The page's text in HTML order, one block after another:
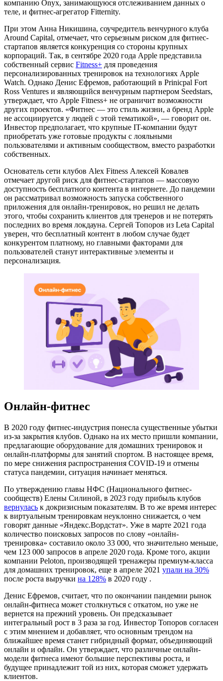
компанию Onyx, занимающуюся отслеживанием данных о
теле, и фитнес-агрегатор Fitternity.
При этом Анна Никишина, соучредитель венчурного клуба
Around Capital, отмечает, что серьезным риском для фитнес-
стартапов является конкуренция со стороны крупных
корпораций. Так, в сентябре 2020 года Apple представила
собственный сервис Fitness+ для проведения
персонализированных тренировок на технологиях Apple
Watch. Однако Денис Ефремов, работающий в Prinicpal Fort
Ross Ventures и являющийся венчурным партнером Seedstars,
утверждает, что Apple Fitness+ не ограничит возможности
других проектов. «Фитнес — это стиль жизни, а бренд Apple
не ассоциируется у людей с этой тематикой», — говорит он.
Инвестор предполагает, что крупные IT-компании будут
приобретать уже готовые продукты с лояльными
пользователями и активным сообществом, вместо разработки
собственных.
Основатель сети клубов Alex Fitness Алексей Ковалев
отмечает другой риск для фитнес-стартапов — массовую
доступность бесплатного контента в интернете. До пандемии
он рассматривал возможность запуска собственного
приложения для онлайн-тренировок, но решил не делать
этого, чтобы сохранить клиентов для тренеров и не потерять
последних во время локдауна. Сергей Топоров из Leta Capital
уверен, что бесплатный контент в любом случае будет
конкурентом платному, но главными факторами для
пользователей станут интерактивные элементы и
персонализация.
Онлайн-фитнес
В 2020 году фитнес-индустрия понесла существенные убытки
из-за закрытия клубов. Однако на их место пришли компании,
предлагающие оборудование для домашних тренировок и
онлайн-платформы для занятий спортом. В настоящее время,
по мере снижения распространения COVID-19 и отмены
статуса пандемии, ситуация начинает меняться.
По утверждению главы НФС (Национального фитнес-
сообществ) Елены Силиной, в 2023 году прибыль клубов
вернулась к докризисным показателям. В то же время интерес
к виртуальным тренировкам неуклонно снижается, о чем
говорят данные «Яндекс.Вордстат». Уже в марте 2021 года
количество поисковых запросов по слову «онлайн-
тренировка» составило около 33 000, что значительно меньше,
чем 123 000 запросов в апреле 2020 года. Кроме того, акции
компании Peloton, производящей тренажеры премиум-класса
для домашних тренировок, еще в апреле 2021 упали на 30%
после роста выручки на 128% в 2020 году .
Денис Ефремов, считает, что по окончании пандемии рынок
онлайн-фитнеса может столкнуться с откатом, но уже не
вернется на прежний уровень. Он предсказывает
интегральный рост в 3 раза за год. Инвестор Топоров согласен
с этим мнением и добавляет, что основным трендом на
ближайшее время станет гибридный формат, объединяющий
онлайн и офлайн. Он утверждает, что различные онлайн-
модели фитнеса имеют большие перспективы роста, и
будущее принадлежит той из них, которая сможет удержать
клиентов.